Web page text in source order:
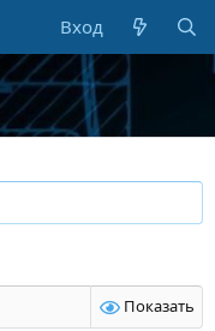
Вход
Показать